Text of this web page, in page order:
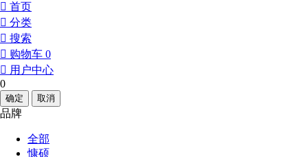
󰀁 首页
󰀂 分类
󰀃 搜索
󰀄 购物车 0
󰀅 用户中心
0
确定 取消
品牌
全部
慷硕